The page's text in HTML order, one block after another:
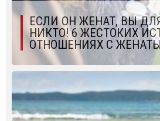
ЕСЛИ ОН ЖЕНАТ, ВЫ
НИКТО! 6 ЖЕСТОКИХ
ОТНОШЕНИЯХ С